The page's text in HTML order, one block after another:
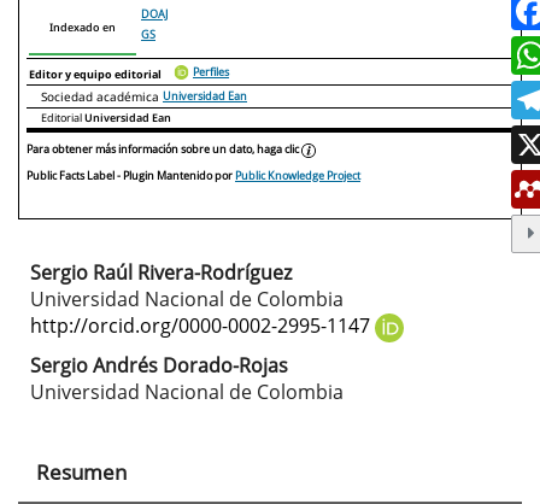
Indexado en
DOAJ
GS
Editor y equipo editorial Perfiles
Sociedad académica Universidad Ean
EditorialUniversidad Ean
Para obtener más información sobre un dato, haga clic
Public Facts Label- Plugin Mantenido por Public Knowledge Project
Contenido
principal
del
artículo
Sergio Raúl Rivera-Rodríguez
Universidad Nacional de Colombia
http://orcid.org/0000-0002-2995-1147
Sergio Andrés Dorado-Rojas
Universidad Nacional de Colombia
Resumen